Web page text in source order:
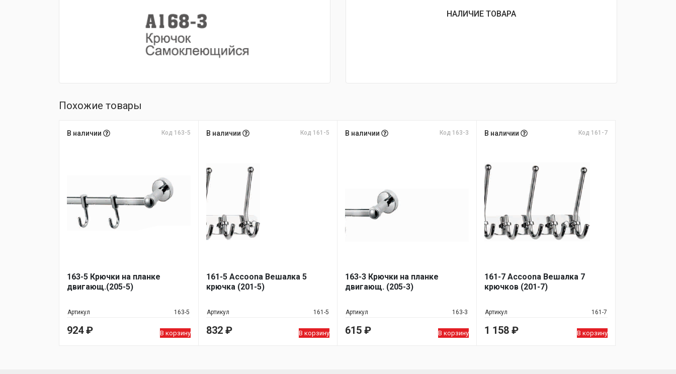
НАЛИЧИЕ ТОВАРА
Похожие товары
В наличии Код 163-5
163-5 Крючки на планке
двигающ.(205-5)
Артикул 163-5
924₽ В корзину
В наличии Код 161-5
161-5 Accoona Вешалка 5
крючка (201-5)
Артикул 161-5
832 ₽ В корзину
В наличии Код 163-3
163-3 Крючки на планке
двигающ. (205-3)
Артикул 163-3
615 ₽ В корзину
В наличии Код 161-7
161-7 Accoona Вешалка 7
крючков (201-7)
Артикул 161-7
1 158 ₽ В корзину